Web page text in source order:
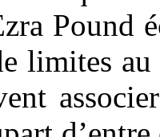
Pound
limites